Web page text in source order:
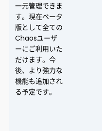
一元管理できま
す。現在ベータ
版として全ての
Chaosユーザ
ーにご利用いた
だけます。今
後、より強力な
機能も追加され
る予定です。